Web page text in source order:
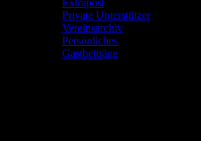
Extrapost
Private Unterstützer
Vereinsarchiv
Persönliches
Gastbeiträge